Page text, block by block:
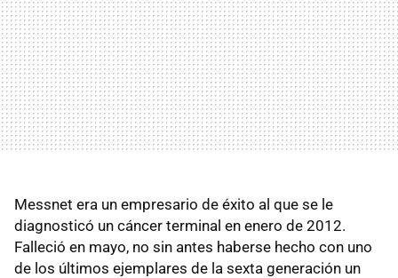
Messnet era un empresario de éxito al que se le
diagnosticó un cáncer terminal en enero de 2012.
Falleció en mayo, no sin antes haberse hecho con uno
de los últimos ejemplares de la sexta generación un